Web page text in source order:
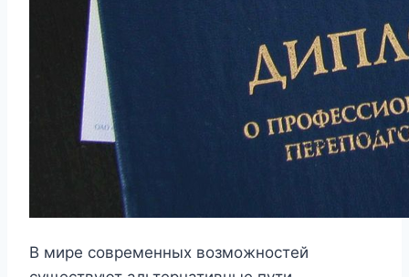
В мире современных возможностей